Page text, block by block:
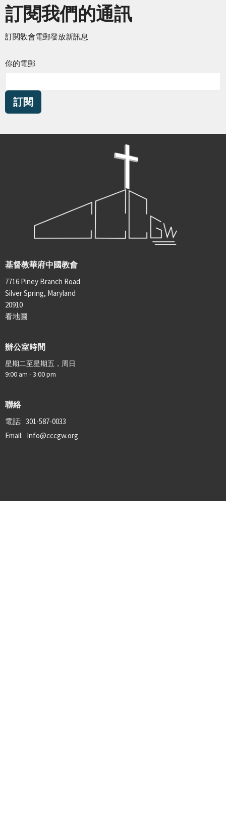
訂閱我們的通訊
訂閲敎會電郵發放新訊息
你的電郵
訂閱
基督教華府中國教會
7716 Piney Branch Road
Silver Spring, Maryland
20910
看地圖
辦公室時間
星期二至星期五，周日
9:00 am - 3:00 pm
聯絡
電話: 301-587-0033
Email: Info@cccgw.org